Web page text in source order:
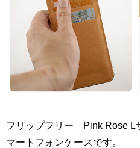
フリップフリー Pink Rose L
マートフォンケースです。